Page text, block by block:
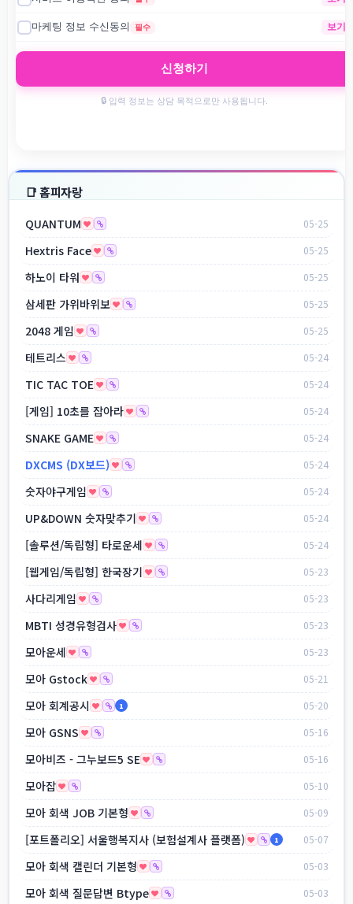
📑 홈피자랑
QUANTUM 05-25
Hextris Face 05-25
하노이 타워 05-25
삼세판 가위바위보 05-25
2048 게임 05-25
테트리스 05-24
TIC TAC TOE 05-24
[게임] 10초를 잡아라 05-24
SNAKE GAME 05-24
DXCMS (DX보드) 05-24
숫자야구게임 05-24
UP&DOWN 숫자맞추기 05-24
[솔루션/독립형] 타로운세 05-24
[웹게임/독립형] 한국장기 05-23
사다리게임 05-23
MBTI 성경유형검사 05-23
모아운세 05-23
모아 Gstock 05-21
모아 회계공시 1 05-20
모아 GSNS 05-16
모아비즈 - 그누보드5 SE 05-16
모아잡 05-10
모아 회색 JOB 기본형 05-09
[포트폴리오] 서울행복지사 (보험설계사 플랫폼) 1 05-07
모아 회색 캘린더 기본형 05-03
모아 회색 질문답변 Btype 05-03